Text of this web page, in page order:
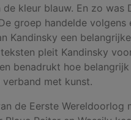
kleur blauw. En zo was
groep handelde volgens
Kandinsky een
pleit Kandinsky
benadrukt hoe belangrijk
met kunst.
de Eerste Wereldoorlog